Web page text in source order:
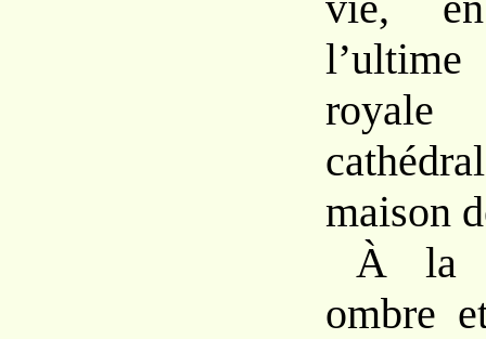
maison
À la
ombre